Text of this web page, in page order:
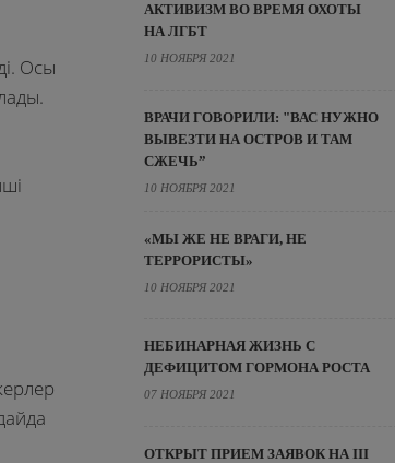
Осы
АКТИВИЗМ ВО ВРЕМЯ ОХОТЫ
НА ЛГБТ
10 НОЯБРЯ 2021
ВРАЧИ ГОВОРИЛИ: "ВАС НУЖНО
ВЫВЕЗТИ НА ОСТРОВ И ТАМ
СЖЕЧЬ”
10 НОЯБРЯ 2021
«МЫ ЖЕ НЕ ВРАГИ, НЕ
ТЕРРОРИСТЫ»
10 НОЯБРЯ 2021
НЕБИНАРНАЯ ЖИЗНЬ С
ДЕФИЦИТОМ ГОРМОНА РОСТА
07 НОЯБРЯ 2021
ОТКРЫТ ПРИЕМ ЗАЯВОК НА III